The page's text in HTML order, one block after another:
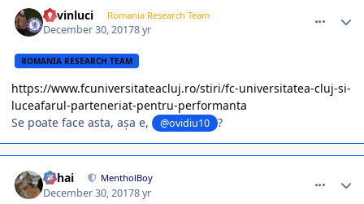
kevinluci Romania Research Team
December 30, 20178 yr
ROMANIA RESEARCH TEAM
https://www.fcuniversitateacluj.ro/stiri/fc-universitatea-cluj-si-
luceafarul-parteneriat-pentru-performanta
Se poate face asta, așa e,
@ovidiu10 ?
Mihai MentholBoy
December 30, 20178 yr